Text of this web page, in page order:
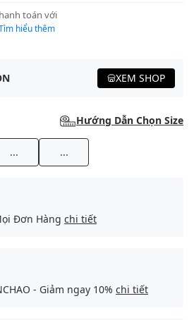
toán với
hiểu thêm
XEM SHOP
Hướng Dẫn Chọn Size
... ...
Đơn Hàng chi tiết
- Giảm ngay 10% chi tiết